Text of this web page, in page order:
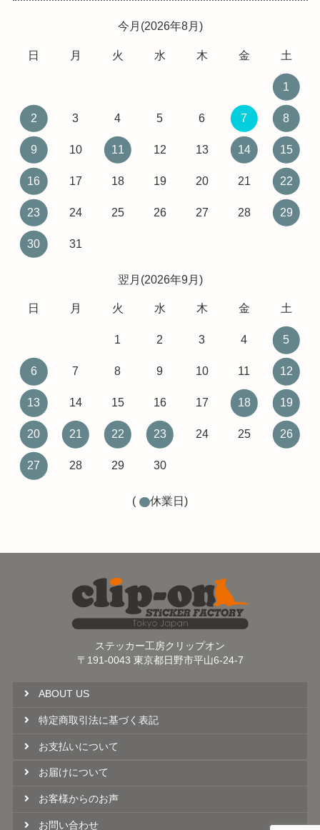
今月(2026年8月)
日 月 火 水 木 金 土
1
2 3 4 5 6 7 8
9 10 11 12 13 14 15
16 17 18 19 20 21 22
23 24 25 26 27 28 29
30 31
翌月(2026年9月)
日 月 火 水 木 金 土
1 2 3 4 5
6 7 8 9 10 11 12
13 14 15 16 17 18 19
20 21 22 23 24 25 26
27 28 29 30
( 休業日)
ステッカー工房クリップオン
〒191-0043 東京都日野市平山6-24-7
ABOUT US
特定商取引法に基づく表記
お支払いについて
お届けについて
お客様からのお声
お問い合わせ